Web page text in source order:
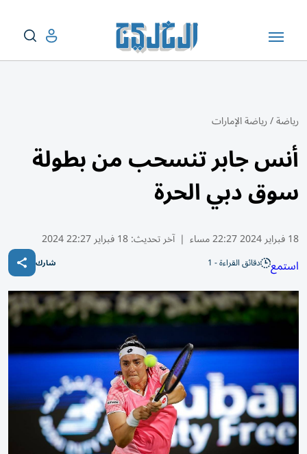
رياضة/رياضة الإمارات
أنس جابر تنسحب من بطولة
سوق دبي الحرة
18 فبراير 2024 22:27 مساء | آخر تحديث:18 فبراير 22:27 2024
استمع دقائق القراءة - 1 شارك